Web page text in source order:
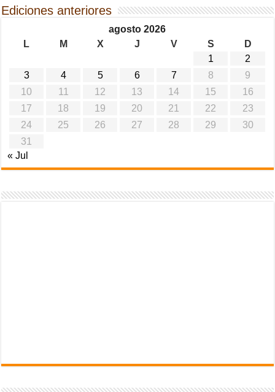
Ediciones anteriores
agosto 2026
L
M X J V S
D
1
2
3
4 5 6 7 8
9
10
11 12 13 14 15
16
17
18 19 20 21 22
23
24
25 26 27 28 29
30
31
« Jul